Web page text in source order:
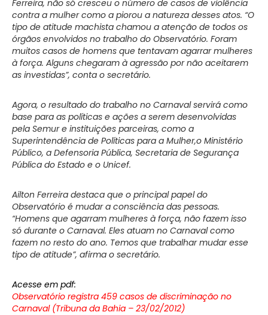
Ferreira, não só cresceu o número de casos de violência
contra a mulher como a piorou a natureza desses atos. “O
tipo de atitude machista chamou a atenção de todos os
órgãos envolvidos no trabalho do Observatório. Foram
muitos casos de homens que tentavam agarrar mulheres
à força. Alguns chegaram à agressão por não aceitarem
as investidas”, conta o secretário.
Agora, o resultado do trabalho no Carnaval servirá como
base para as políticas e ações a serem desenvolvidas
pela Semur e instituições parceiras, como a
Superintendência de Políticas para a Mulher,o Ministério
Público, a Defensoria Pública, Secretaria de Segurança
Pública do Estado e o Unicef.
Ailton Ferreira destaca que o principal papel do
Observatório é mudar a consciência das pessoas.
“Homens que agarram mulheres à força, não fazem isso
só durante o Carnaval. Eles atuam no Carnaval como
fazem no resto do ano. Temos que trabalhar mudar esse
tipo de atitude”, afirma o secretário.
Acesse em pdf:
Observatório registra 459 casos de discriminação no
Carnaval (Tribuna da Bahia – 23/02/2012)